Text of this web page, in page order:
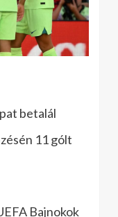
betalál
11 gólt
Bajnokok